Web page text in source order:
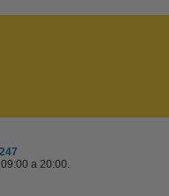
a 20:00.